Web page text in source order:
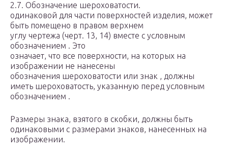
2.7. Обозначение шероховатости.
одинаковой для части поверхностей изделия, может
быть помещено в правом верхнем
углу чертежа (черт. 13, 14) вместе с условным
обозначением . Это
означает, что все поверхности, на которых на
изображении не нанесены
обозначения шероховатости или знак , должны
иметь шероховатость, указанную перед условным
обозначением .
Размеры знака, взятого в скобки, должны быть
одинаковыми с размерами знаков, нанесенных на
изображении.